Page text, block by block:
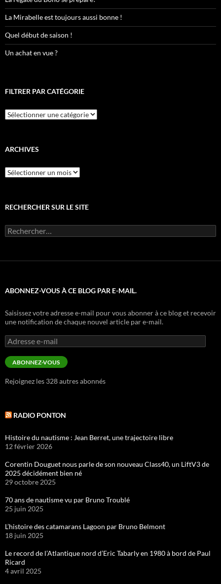
La Mirabelle est toujours aussi bonne !
Quel début de saison !
Un achat en vue ?
FILTRER PAR CATÉGORIE
Filtrer
par
ARCHIVES
Archives
RECHERCHER SUR LE SITE
Rechercher :
ABONNEZ-VOUS À CE BLOG PAR E-MAIL.
Saisissez votre adresse e-mail pour vous abonner à ce blog et recevoir
une notification de chaque nouvel article par e-mail.
Adresse
e-
mail
ABONNEZ-VOUS
Rejoignez les 328 autres abonnés
RADIO PONTON
Histoire du nautisme : Jean Berret, une trajectoire libre
12 février 2026
Corentin Douguet nous parle de son nouveau Class40, un LiftV3 de
2025 décidément bien né
29 octobre 2025
70 ans de nautisme vu par Bruno Troublé
25 juin 2025
L’histoire des catamarans Lagoon par Bruno Belmont
18 juin 2025
Le record de l’Atlantique nord d’Eric Tabarly en 1980 à bord de Paul
Ricard
4 avril 2025